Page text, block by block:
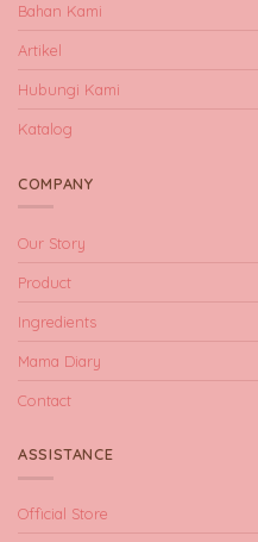
Bahan Kami
Artikel
Hubungi Kami
Katalog
COMPANY
Our Story
Product
Ingredients
Mama Diary
Contact
ASSISTANCE
Official Store